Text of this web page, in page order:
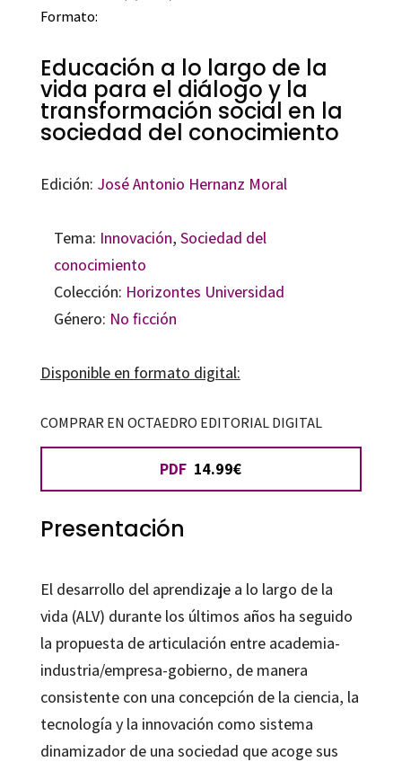
Formato:
Educación a lo largo de la
vida para el diálogo y la
transformación social en la
sociedad del conocimiento
Edición: José Antonio Hernanz Moral
Tema: Innovación, Sociedad del
conocimiento
Colección: Horizontes Universidad
Género: No ficción
Disponible en formato digital:
COMPRAR EN OCTAEDRO EDITORIAL DIGITAL
PDF 14.99€
Presentación
El desarrollo del aprendizaje a lo largo de la
vida (ALV) durante los últimos años ha seguido
la propuesta de articulación entre academia-
industria/empresa-gobierno, de manera
consistente con una concepción de la ciencia, la
tecnología y la innovación como sistema
dinamizador de una sociedad que acoge sus